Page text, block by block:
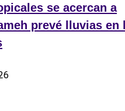
se acercan a
prevé lluvias en